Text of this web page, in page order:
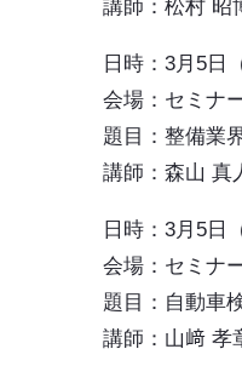
講師：松村 昭
日時：3月5日
会場：セミナ
題目：整備業
講師：森山 真
日時：3月5日
会場：セミナ
題目： 自動車
講師：山﨑 孝